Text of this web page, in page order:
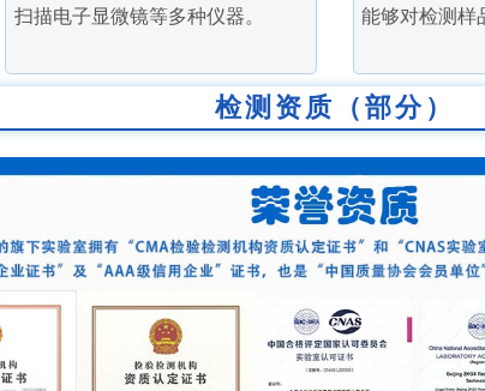
扫描电子显微镜等多种仪器。
能够对检测样
检测资质（部分）